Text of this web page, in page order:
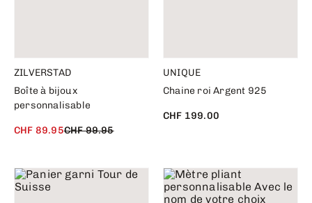
ZILVERSTAD
Boîte à bijoux
personnalisable
CHF 89.95CHF 99.95
UNIQUE
Chaine roi Argent 925
CHF 199.00